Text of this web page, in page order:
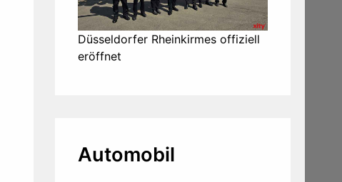
Düsseldorfer Rheinkirmes offiziell
eröffnet
Automobil